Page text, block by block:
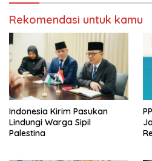
Rekomendasi untuk kamu
Indonesia Kirim Pasukan
Lindungi Warga Sipil
Palestina